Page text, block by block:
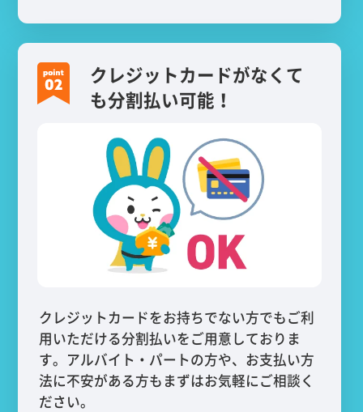
クレジットカードがなくて
も分割払い可能！
クレジットカードをお持ちでない方でもご利
用いただける分割払いをご用意しておりま
す。アルバイト・パートの方や、お支払い方
法に不安がある方もまずはお気軽にご相談く
ださい。